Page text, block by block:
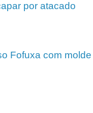
por atacado
Fofuxa com molde